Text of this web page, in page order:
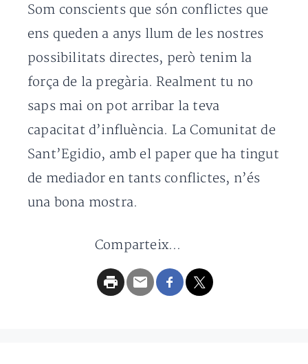
Som conscients que són conflictes que
ens queden a anys llum de les nostres
possibilitats directes, però tenim la
força de la pregària. Realment tu no
saps mai on pot arribar la teva
capacitat d’influència. La Comunitat de
Sant’Egidio, amb el paper que ha tingut
de mediador en tants conflictes, n’és
una bona mostra.
Comparteix...